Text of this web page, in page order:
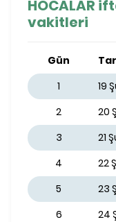
HOCALAR
vakitleri
Gün
1
19
2
20
3
21
4
22
5
23
6
24